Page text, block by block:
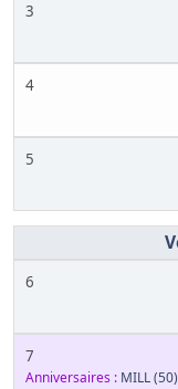
3
4
5
6
7
Anniversaires : MILL(50)